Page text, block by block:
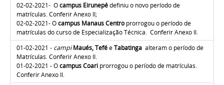
02-02-2021- Ocampus Eirunepédefiniu o novo período de
matrículas. Conferir Anexo II;
02-02-2021- Ocampus Manaus Centro prorrogou o período de
matrículas do curso de Especialização Técnica. Conferir Anexo II.
01-02-2021 - campi Maués, TeféeTabatinga alteram o período de
Matrículas. Conferir Anexo II.
01-02-2021 - Ocampus Coari prorrogou o período de matrículas.
Conferir Anexo II.